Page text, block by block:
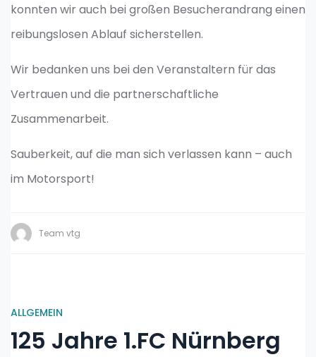
konnten wir auch bei großen Besucherandrang einen
reibungslosen Ablauf sicherstellen.
Wir bedanken uns bei den Veranstaltern für das
Vertrauen und die partnerschaftliche
Zusammenarbeit.
Sauberkeit, auf die man sich verlassen kann – auch
im Motorsport!
Team vtg
ALLGEMEIN
125 Jahre 1.FC Nürnberg